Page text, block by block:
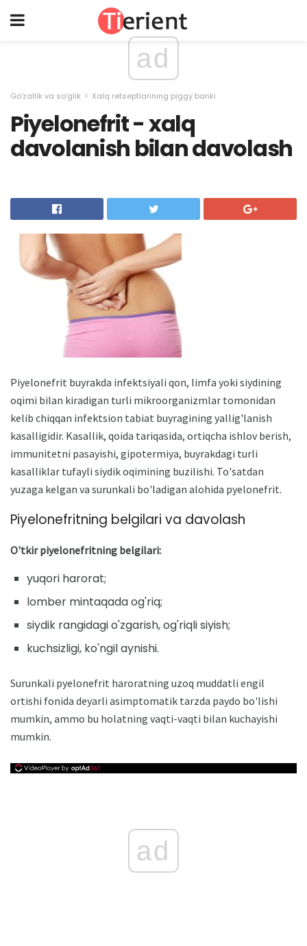
ad
Go'zallik va so'glik Xalq retseptlarining piggy banki
Piyelonefrit - xalq
davolanish bilan davolash
Piyelonefrit buyrakda infektsiyali qon, limfa yoki siydining
oqimi bilan kiradigan turli mikroorganizmlar tomonidan
kelib chiqqan infektsion tabiat buyragining yallig'lanish
kasalligidir. Kasallik, qoida tariqasida, ortiqcha ishlov berish,
immunitetni pasayishi, gipotermiya, buyrakdagi turli
kasalliklar tufayli siydik oqimining buzilishi. To'satdan
yuzaga kelgan va surunkali bo'ladigan alohida pyelonefrit.
Piyelonefritning belgilari va davolash
O'tkir piyelonefritning belgilari:
yuqori harorat;
lomber mintaqada og'riq;
siydik rangidagi o'zgarish, og'riqli siyish;
kuchsizligi, ko'ngil aynishi.
Surunkali pyelonefrit haroratning uzoq muddatli engil
ortishi fonida deyarli asimptomatik tarzda paydo bo'lishi
mumkin, ammo bu holatning vaqti-vaqti bilan kuchayishi
mumkin.
ad